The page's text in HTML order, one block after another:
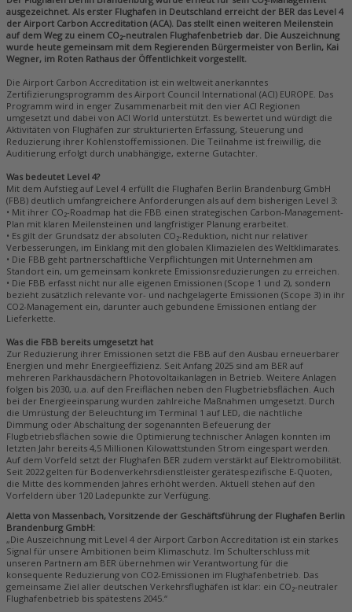
ausgezeichnet. Als erster Flughafen in Deutschland erreicht der BER das Level 4
der Airport Carbon Accreditation (ACA). Das stellt einen weiteren Meilenstein
auf dem Weg zu einem CO₂-neutralen Flughafenbetrieb dar. Die Auszeichnung
wurde heute gemeinsam mit dem Regierenden Bürgermeister von Berlin, Kai
Wegner, im Roten Rathaus der Öffentlichkeit vorgestellt.
Die Airport Carbon Accreditation ist ein weltweit anerkanntes
Zertifizierungsprogramm des Airport Council International (ACI) EUROPE. Das
Programm wird in enger Zusammenarbeit mit den vier ACI Regionen
umgesetzt und dabei von ACI World unterstützt. Es bewertet und würdigt die
Aktivitäten von Flughäfen zur strukturierten Erfassung, Steuerung und
Reduzierung ihrer Kohlenstoffemissionen. Die Teilnahme ist freiwillig, die
Auditierung erfolgt durch unabhängige, externe Gutachter.
Was bedeutet Level 4?
Mit dem Aufstieg auf Level 4 erfüllt die Flughafen Berlin Brandenburg GmbH
(FBB) deutlich umfangreichere Anforderungen als auf dem bisherigen Level 3:
• Mit ihrer CO₂-Roadmap hat die FBB einen strategischen Carbon-Management-
Plan mit klaren Meilensteinen und langfristiger Planung erarbeitet.
• Es gilt der Grundsatz der absoluten CO₂-Reduktion, nicht nur relativer
Verbesserungen, im Einklang mit den globalen Klimazielen des Weltklimarates.
• Die FBB geht partnerschaftliche Verpflichtungen mit Unternehmen am
Standort ein, um gemeinsam konkrete Emissionsreduzierungen zu erreichen.
• Die FBB erfasst nicht nur alle eigenen Emissionen (Scope 1 und 2), sondern
bezieht zusätzlich relevante vor- und nachgelagerte Emissionen (Scope 3) in ihr
CO2-Management ein, darunter auch gebundene Emissionen entlang der
Lieferkette.
Was die FBB bereits umgesetzt hat
Zur Reduzierung ihrer Emissionen setzt die FBB auf den Ausbau erneuerbarer
Energien und mehr Energieeffizienz. Seit Anfang 2025 sind am BER auf
mehreren Parkhausdächern Photovoltaikanlagen in Betrieb. Weitere Anlagen
folgen bis 2030, u.a. auf den Freiflächen neben den Flugbetriebsflächen. Auch
bei der Energieeinsparung wurden zahlreiche Maßnahmen umgesetzt. Durch
die Umrüstung der Beleuchtung im Terminal 1 auf LED, die nächtliche
Dimmung oder Abschaltung der sogenannten Befeuerung der
Flugbetriebsflächen sowie die Optimierung technischer Anlagen konnten im
letzten Jahr bereits 4,5 Millionen Kilowattstunden Strom eingespart werden.
Auf dem Vorfeld setzt der Flughafen BER zudem verstärkt auf Elektromobilität.
Seit 2022 gelten für Bodenverkehrsdienstleister gerätespezifische E-Quoten,
die Mitte des kommenden Jahres erhöht werden. Aktuell stehen auf den
Vorfeldern über 120 Ladepunkte zur Verfügung.
Aletta von Massenbach, Vorsitzende der Geschäftsführung der Flughafen Berlin
Brandenburg GmbH:
„Die Auszeichnung mit Level 4 der Airport Carbon Accreditation ist ein starkes
Signal für unsere Ambitionen beim Klimaschutz. Im Schulterschluss mit
unseren Partnern am BER übernehmen wir Verantwortung für die
konsequente Reduzierung von CO2-Emissionen im Flughafenbetrieb. Das
gemeinsame Ziel aller deutschen Verkehrsflughäfen ist klar: ein CO₂-neutraler
Flughafenbetrieb bis spätestens 2045.“